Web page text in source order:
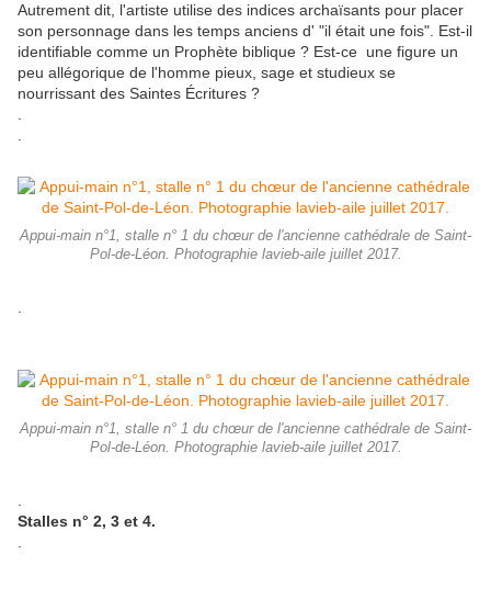
Autrement dit, l'artiste utilise des indices archaïsants pour placer
son personnage dans les temps anciens d' "il était une fois". Est-il
identifiable comme un Prophète biblique ? Est-ce une figure un
peu allégorique de l'homme pieux, sage et studieux se
nourrissant des Saintes Écritures ?
Appui-main n°1, stalle n° 1 du chœur de l'ancienne cathédrale de Saint-
Pol-de-Léon. Photographie lavieb-aile juillet 2017.
Appui-main n°1, stalle n° 1 du chœur de l'ancienne cathédrale de Saint-
Pol-de-Léon. Photographie lavieb-aile juillet 2017.
Stalles n° 2, 3 et 4.